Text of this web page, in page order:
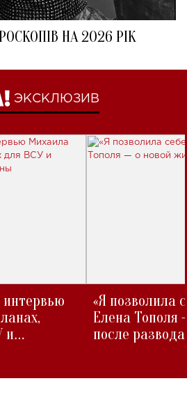
НА 2026 РІК
ЭКСКЛЮЗИВ
и
«Я позволила
Елена Тополя
после развода